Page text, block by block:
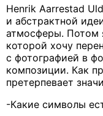
Henrik Aarrestad
и абстрактной
атмосферы. Потом
которой хочу
с фотографией в
композиции. Как
претерпевает
-Какие символы